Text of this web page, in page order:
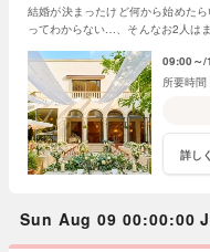
結婚が決まったけど何から始めた
ってわからない…、そんなお2人は
09:00～
詳し
Sun Aug 09 00:00:00